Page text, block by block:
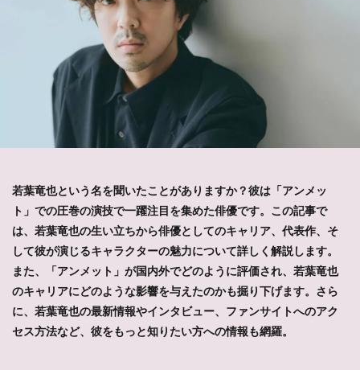
若葉竜也という名を聞いたことがありますか？彼は「アンメッ
ト」での圧巻の演技で一躍注目を集めた俳優です。この記事で
は、若葉竜也の生い立ちから俳優としてのキャリア、代表作、そ
して彼が演じるキャラクターの魅力について詳しく解説します。
また、「アンメット」が国内外でどのように評価され、若葉竜也
のキャリアにどのような影響を与えたのかも掘り下げます。さら
に、若葉竜也の最新情報やインタビュー、ファンサイトへのアク
セス方法など、彼をもっと知りたい方への情報も網羅。